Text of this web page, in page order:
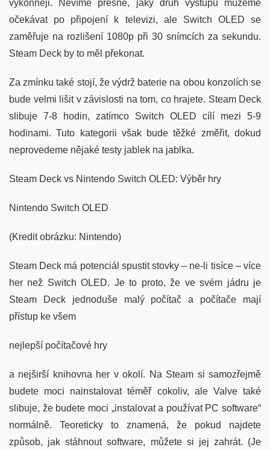
výkonněji. Nevíme přesně, jaký druh výstupu můžeme
očekávat po připojení k televizi, ale Switch OLED se
zaměřuje na rozlišení 1080p při 30 snímcích za sekundu.
Steam Deck by to měl překonat.
Za zmínku také stojí, že výdrž baterie na obou konzolích se
bude velmi lišit v závislosti na tom, co hrajete. Steam Deck
slibuje 7-8 hodin, zatímco Switch OLED cílí mezi 5-9
hodinami. Tuto kategorii však bude těžké změřit, dokud
neprovedeme nějaké testy jablek na jablka.
Steam Deck vs Nintendo Switch OLED: Výběr hry
Nintendo Switch OLED
(Kredit obrázku: Nintendo)
Steam Deck má potenciál spustit stovky – ne-li tisíce – více
her než Switch OLED. Je to proto, že ve svém jádru je
Steam Deck jednoduše malý počítač a počítače mají
přístup ke všem
nejlepší počítačové hry
a nejširší knihovna her v okolí. Na Steam si samozřejmě
budete moci nainstalovat téměř cokoliv, ale Valve také
slibuje, že budete moci „instalovat a používat PC software“
normálně. Teoreticky to znamená, že pokud najdete
způsob, jak stáhnout software, můžete si jej zahrát. (Je